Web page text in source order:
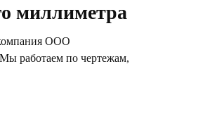
миллиметра
компания ООО
Мы работаем по чертежам,